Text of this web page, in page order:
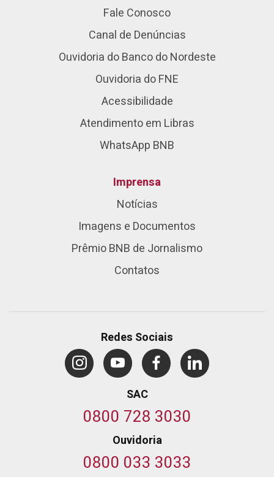
Fale Conosco
Canal de Denúncias
Ouvidoria do Banco do Nordeste
Ouvidoria do FNE
Acessibilidade
Atendimento em Libras
WhatsApp BNB
Imprensa
Notícias
Imagens e Documentos
Prêmio BNB de Jornalismo
Contatos
Redes Sociais
SAC
0800 728 3030
Ouvidoria
0800 033 3033